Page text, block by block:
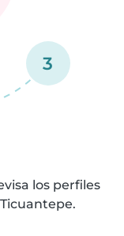
3
los perfiles